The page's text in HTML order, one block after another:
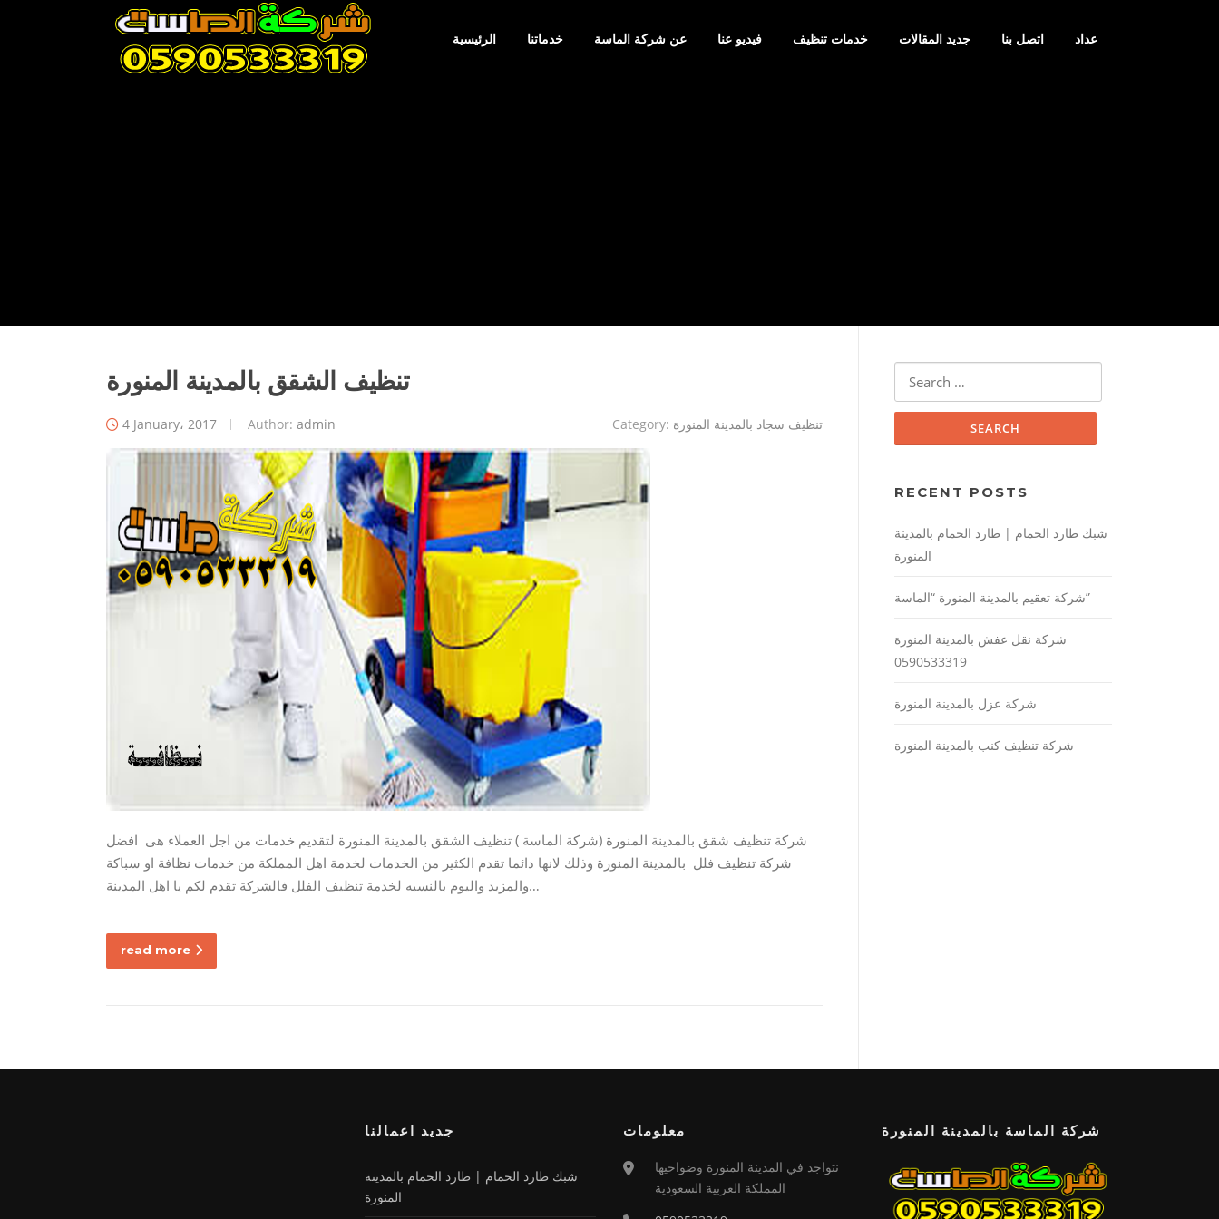
الرئيسية خدماتنا عن شركة الماسة فيديو عنا خدمات تنظيف جديد المقالات اتصل بنا عداد
تنظيف الشقق بالمدينة المنورة
4 January، 2017 Author: admin Category: تنظيف سجاد بالمدينة المنورة
شركة تنظيف شقق بالمدينة المنورة (شركة الماسة ) تنظيف الشقق بالمدينة المنورة لتقديم خدمات من اجل العملاء هى افضل
شركة تنظيف فلل بالمدينة المنورة وذلك لانها دائما تقدم الكثير من الخدمات لخدمة اهل المملكة من خدمات نظافة او سباكة
والمزيد واليوم بالنسبه لخدمة تنظيف الفلل فالشركة تقدم لكم يا اهل المدينة…
read more
RECENT POSTS
شبك طارد الحمام | طارد الحمام بالمدينة
المنورة
شركة تعقيم بالمدينة المنورة “الماسة”
شركة نقل عفش بالمدينة المنورة
0590533319
شركة عزل بالمدينة المنورة
شركة تنظيف كنب بالمدينة المنورة
جديد اعمالنا
شبك طارد الحمام | طارد الحمام بالمدينة
المنورة
معلومات
نتواجد في المدينة المنورة وضواحيها
المملكة العربية السعودية
شركة الماسة بالمدينة المنورة